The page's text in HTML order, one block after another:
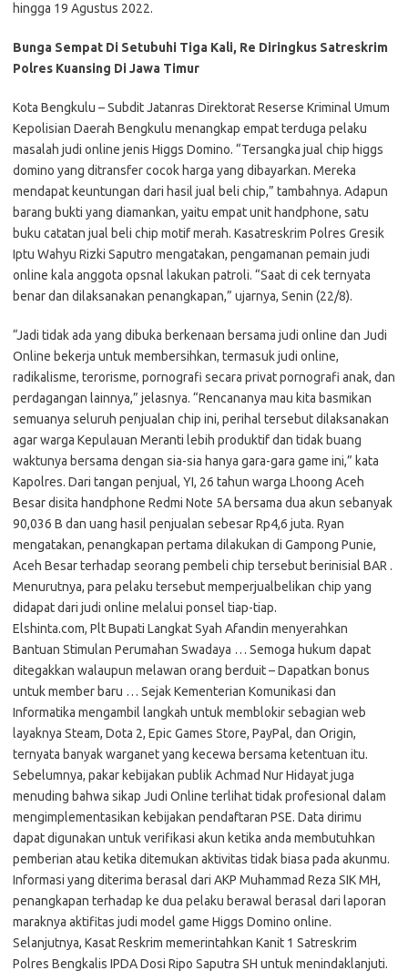
hingga 19 Agustus 2022.
Bunga Sempat Di Setubuhi Tiga Kali, Re Diringkus Satreskrim
Polres Kuansing Di Jawa Timur
Kota Bengkulu – Subdit Jatanras Direktorat Reserse Kriminal Umum
Kepolisian Daerah Bengkulu menangkap empat terduga pelaku
masalah judi online jenis Higgs Domino. “Tersangka jual chip higgs
domino yang ditransfer cocok harga yang dibayarkan. Mereka
mendapat keuntungan dari hasil jual beli chip,” tambahnya. Adapun
barang bukti yang diamankan, yaitu empat unit handphone, satu
buku catatan jual beli chip motif merah. Kasatreskrim Polres Gresik
Iptu Wahyu Rizki Saputro mengatakan, pengamanan pemain judi
online kala anggota opsnal lakukan patroli. “Saat di cek ternyata
benar dan dilaksanakan penangkapan,” ujarnya, Senin (22/8).
“Jadi tidak ada yang dibuka berkenaan bersama judi online dan Judi
Online bekerja untuk membersihkan, termasuk judi online,
radikalisme, terorisme, pornografi secara privat pornografi anak, dan
perdagangan lainnya,” jelasnya. “Rencananya mau kita basmikan
semuanya seluruh penjualan chip ini, perihal tersebut dilaksanakan
agar warga Kepulauan Meranti lebih produktif dan tidak buang
waktunya bersama dengan sia-sia hanya gara-gara game ini,” kata
Kapolres. Dari tangan penjual, YI, 26 tahun warga Lhoong Aceh
Besar disita handphone Redmi Note 5A bersama dua akun sebanyak
90,036 B dan uang hasil penjualan sebesar Rp4,6 juta. Ryan
mengatakan, penangkapan pertama dilakukan di Gampong Punie,
Aceh Besar terhadap seorang pembeli chip tersebut berinisial BAR .
Menurutnya, para pelaku tersebut memperjualbelikan chip yang
didapat dari judi online melalui ponsel tiap-tiap.
Elshinta.com, Plt Bupati Langkat Syah Afandin menyerahkan
Bantuan Stimulan Perumahan Swadaya … Semoga hukum dapat
ditegakkan walaupun melawan orang berduit – Dapatkan bonus
untuk member baru … Sejak Kementerian Komunikasi dan
Informatika mengambil langkah untuk memblokir sebagian web
layaknya Steam, Dota 2, Epic Games Store, PayPal, dan Origin,
ternyata banyak warganet yang kecewa bersama ketentuan itu.
Sebelumnya, pakar kebijakan publik Achmad Nur Hidayat juga
menuding bahwa sikap Judi Online terlihat tidak profesional dalam
mengimplementasikan kebijakan pendaftaran PSE. Data dirimu
dapat digunakan untuk verifikasi akun ketika anda membutuhkan
pemberian atau ketika ditemukan aktivitas tidak biasa pada akunmu.
Informasi yang diterima berasal dari AKP Muhammad Reza SIK MH,
penangkapan terhadap ke dua pelaku berawal berasal dari laporan
maraknya aktifitas judi model game Higgs Domino online.
Selanjutnya, Kasat Reskrim memerintahkan Kanit 1 Satreskrim
Polres Bengkalis IPDA Dosi Ripo Saputra SH untuk menindaklanjuti.